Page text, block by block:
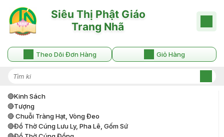
Theo Dõi Đơn Hàng Giỏ Hàng
🔴kinh Sách
🔴tượng
🔴 Chuỗi Tràng Hạt, Vòng Đeo
🔴đồ Thờ Cúng Lưu Ly, Pha Lê, Gốm Sứ